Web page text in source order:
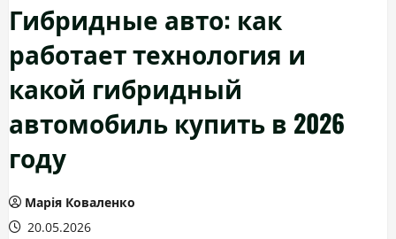
Гибридные авто: как
работает технология и
какой гибридный
автомобиль купить в 2026
году
Марія Коваленко
20.05.2026